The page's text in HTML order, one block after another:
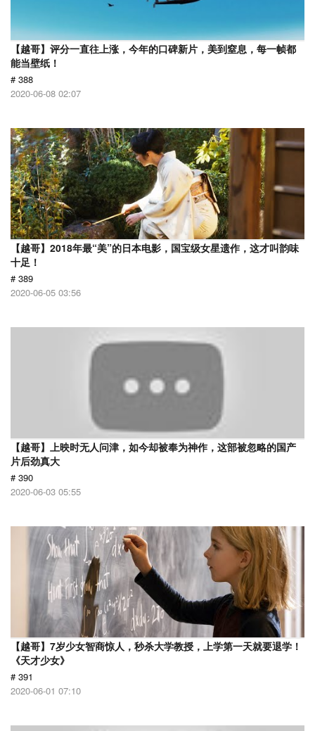
【越哥】评分一直往上涨，今年的口碑新片，美到窒息，每一帧都
能当壁纸！
# 388
2020-06-08 02:07
【越哥】2018年最“美”的日本电影，国宝级女星遗作，这才叫韵味
十足！
# 389
2020-06-05 03:56
【越哥】上映时无人问津，如今却被奉为神作，这部被忽略的国产
片后劲真大
# 390
2020-06-03 05:55
【越哥】7岁少女智商惊人，秒杀大学教授，上学第一天就要退学！
《天才少女》
# 391
2020-06-01 07:10